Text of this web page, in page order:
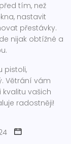
tím, než
nastavit
přestávky.
nijak obtížné a
pistoli,
Větrání vám
vašich
radostněji!